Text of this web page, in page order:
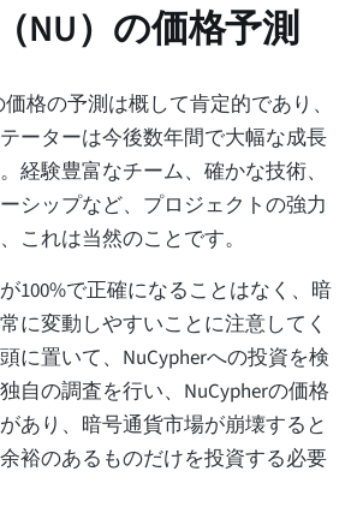
NU）の価格予測
格の予測は概して肯定的であり、
ーターは今後数年間で大幅な成長
経験豊富なチーム、確かな技術、
シップなど、プロジェクトの強力
これは当然のことです。
100%で正確になることはなく、暗
に変動しやすいことに注意してく
に置いて、NuCypherへの投資を検
自の調査を行い、NuCypherの価格
あり、暗号通貨市場が崩壊すると
裕のあるものだけを投資する必要